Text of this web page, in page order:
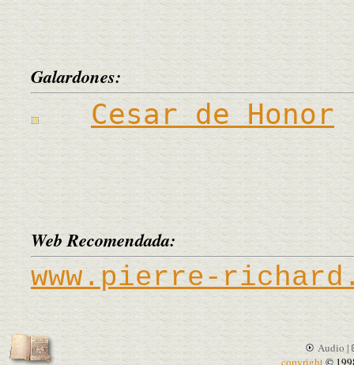
Galardones:
Cesar de Honor
Web Recomendada:
www.pierre-
Audio |
copyright©